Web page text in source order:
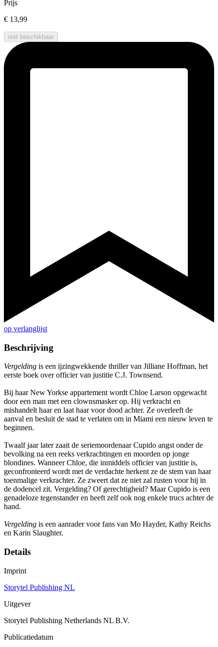
Prijs
€ 13,99
niet beschikbaar
op verlanglijst
Beschrijving
Vergelding is een ijzingwekkende thriller van Jilliane Hoffman, het
eerste boek over officier van justitie C.J. Townsend.
Bij haar New Yorkse appartement wordt Chloe Larson opgewacht
door een man met een clownsmasker op. Hij verkracht en
mishandelt haar en laat haar voor dood achter. Ze overleeft de
aanval en besluit de stad te verlaten om in Miami een nieuw leven te
beginnen.
Twaalf jaar later zaait de seriemoordenaar Cupido angst onder de
bevolking na een reeks verkrachtingen en moorden op jonge
blondines. Wanneer Chloe, die inmiddels officier van justitie is,
geconfronteerd wordt met de verdachte herkent ze de stem van haar
toenmalige verkrachter. Ze zweert dat ze niet zal rusten voor hij in
de dodencel zit. Vergelding? Of gerechtigheid? Maar Cupido is een
genadeloze tegenstander en heeft zelf ook nog enkele trucs achter de
hand.
Vergelding is een aanrader voor fans van Mo Hayder, Kathy Reichs
en Karin Slaughter.
Details
Imprint
Storytel Publishing NL
Uitgever
Storytel Publishing Netherlands NL B.V.
Publicatiedatum